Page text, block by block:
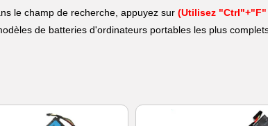
le champ de recherche, appuyez sur (Utilisez
de batteries d'ordinateurs portables les plus